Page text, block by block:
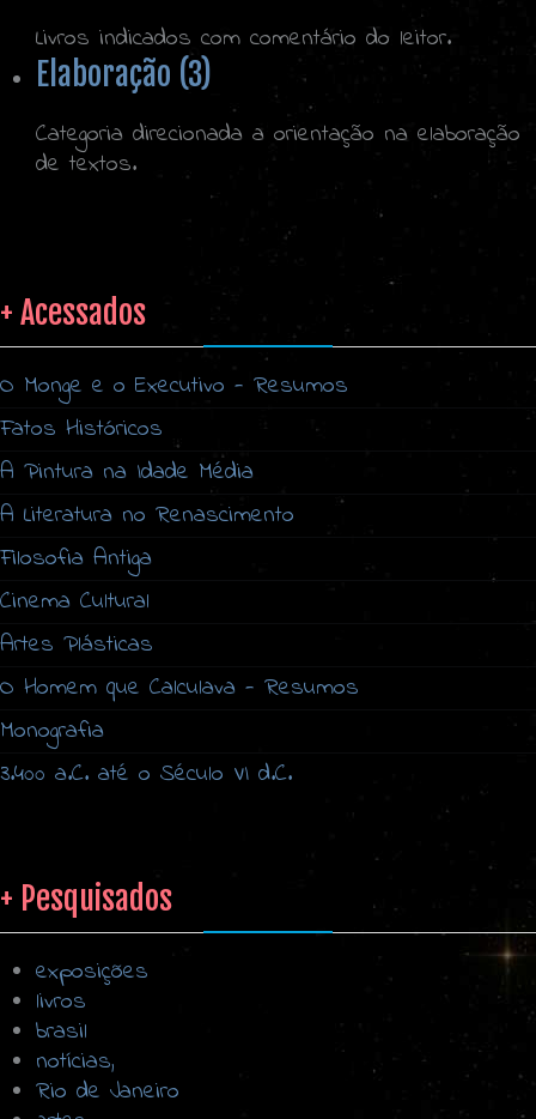
Livros indicados com comentário do leitor.
Elaboração (3)
Categoria direcionada a orientação na elaboração
de textos.
+ Acessados
O Monge e o Executivo - Resumos
Fatos Históricos
A Pintura na Idade Média
A Literatura no Renascimento
Filosofia Antiga
Cinema Cultural
Artes Plásticas
O Homem que Calculava - Resumos
Monografia
3.400 a.C. até o Século VI d.C.
+ Pesquisados
exposições
livros
brasil
notícias,
Rio de Janeiro